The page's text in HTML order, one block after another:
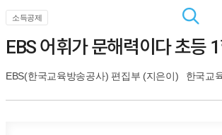
소득공제
EBS 어휘가 문해력이다 초등
EBS(한국교육방송공사) 편집부 (지은이) 한국교